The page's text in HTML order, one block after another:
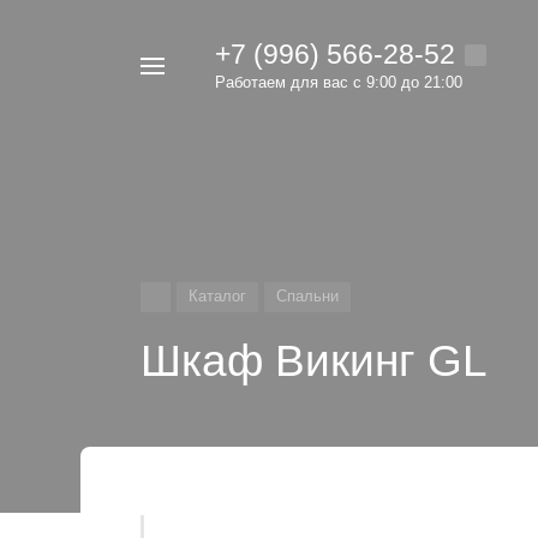
+7 (996) 566-28-52
Работаем для вас с 9:00 до 21:00
Каталог Спальни
Шкаф Викинг GL